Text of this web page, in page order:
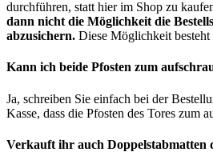
durchführen, statt hier im Shop zu
dann nicht die Möglichkeit die
abzusichern. Diese Möglichkeit
Kann ich beide Pfosten zum
Ja, schreiben Sie einfach bei der
Kasse, dass die Pfosten des Tores zum
Verkauft ihr auch Doppelstabmatten